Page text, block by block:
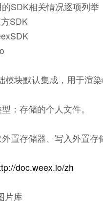
SDK相关情况逐项列举
SDK
模块默认集成，用于渲
：存储的个人文件。
置存储器、写入外置存
doc.weex.io/zh
片库